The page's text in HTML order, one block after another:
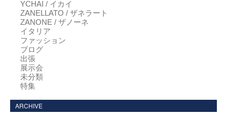
YCHAI / イカイ
ZANELLATO / ザネラート
ZANONE / ザノーネ
イタリア
ファッション
ブログ
出張
展示会
未分類
特集
ARCHIVE